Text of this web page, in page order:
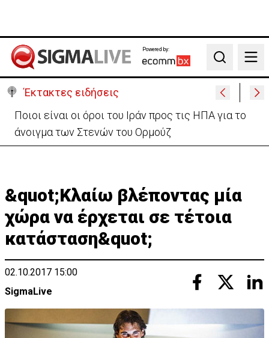
Powered by:
Search
Έκτακτες ειδήσεις
Υψηλές οι θερμοκρασίες με αυξημένη υγρασία
-«Στα παράλια είναι δύσκολα»
&quot;Κλαίω βλέποντας μία
χώρα να έρχεται σε τέτοια
κατάσταση&quot;
02.10.2017 15:00
SigmaLive